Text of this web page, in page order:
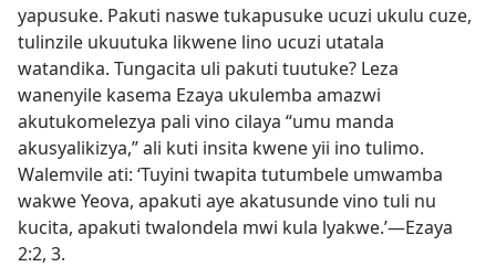
yapusuke. Pakuti naswe tukapusuke ucuzi ukulu cuze,
tulinzile ukuutuka likwene lino ucuzi utatala
watandika. Tungacita uli pakuti tuutuke? Leza
wanenyile kasema Ezaya ukulemba amazwi
akutukomelezya pali vino cilaya “umu manda
akusyalikizya,” ali kuti insita kwene yii ino tulimo.
Walemvile ati: ‘Tuyini twapita tutumbele umwamba
wakwe Yeova, apakuti aye akatusunde vino tuli nu
kucita, apakuti twalondela mwi kula lyakwe.’—Ezaya
2:2, 3.